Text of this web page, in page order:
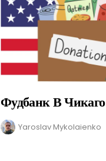
Фудбанк В Чикаго
Yaroslav Mykolaienko